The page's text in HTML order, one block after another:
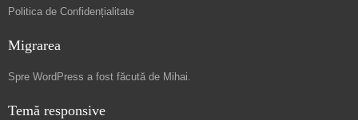
Politica de Confidențialitate
Migrarea
Spre WordPress a fost făcută de Mihai.
Temă responsive